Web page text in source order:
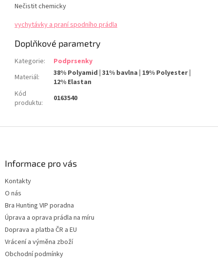
Nečistit chemicky
vychytávky a praní spodního prádla
Doplňkové parametry
Kategorie:
Podprsenky
Materiál:
38% Polyamid | 31% bavlna | 19% Polyester |
12% Elastan
Kód
produktu: 0163540
Informace pro vás
Kontakty
O nás
Bra Hunting VIP poradna
Úprava a oprava prádla na míru
Doprava a platba ČR a EU
Vrácení a výměna zboží
Obchodní podmínky